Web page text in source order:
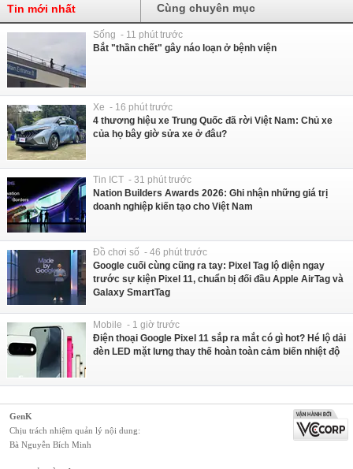
Tin mới nhất Cùng chuyên mục
Sống - 11 phút trước
Bắt "thần chết" gây náo loạn ở bệnh viện
Xe - 16 phút trước
4 thương hiệu xe Trung Quốc đã rời Việt Nam: Chủ xe
của họ bây giờ sửa xe ở đâu?
Tin ICT - 31 phút trước
Nation Builders Awards 2026: Ghi nhận những giá trị
doanh nghiệp kiến tạo cho Việt Nam
Đồ chơi số - 46 phút trước
Google cuối cùng cũng ra tay: Pixel Tag lộ diện ngay
trước sự kiện Pixel 11, chuẩn bị đối đầu Apple AirTag và
Galaxy SmartTag
Mobile - 1 giờ trước
Điện thoại Google Pixel 11 sắp ra mắt có gì hot? Hé lộ dải
đèn LED mặt lưng thay thế hoàn toàn cảm biến nhiệt độ
GenK
Chịu trách nhiệm quản lý nội dung:
Bà Nguyễn Bích Minh